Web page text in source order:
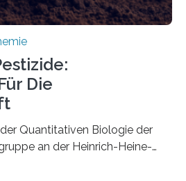
Die
Quantitativen Biologie der
an der Heinrich-Heine-